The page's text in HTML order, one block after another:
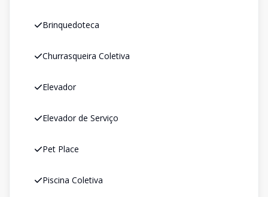
Brinquedoteca
Churrasqueira Coletiva
Elevador
Elevador de Serviço
Pet Place
Piscina Coletiva